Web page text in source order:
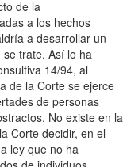
de la
a los hechos
a desarrollar un
se trate. Así lo ha
14/94, al
de la Corte se ejerce
de personas
No existe en la
Corte decidir, en el
ley que no ha